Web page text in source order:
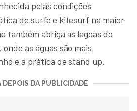
pelas condições
de surfe e kitesurf na maior
também abriga as lagoas do
as águas são mais
e a prática de stand up.
DA PUBLICIDADE